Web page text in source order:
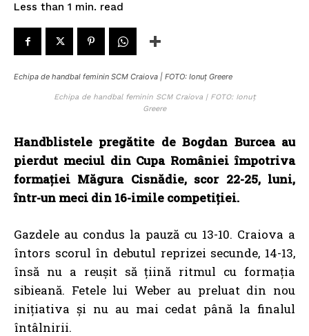
Less than 1 min. read
Echipa de handbal feminin SCM Craiova | FOTO: Ionuț Greere
Echipa de handbal feminin SCM Craiova | FOTO: Ionuț
Greere
Handblistele pregătite de Bogdan Burcea au
pierdut meciul din Cupa României împotriva
formației Măgura Cisnădie, scor 22-25, luni,
într-un meci din 16-imile competiției.
Gazdele au condus la pauză cu 13-10. Craiova a
întors scorul în debutul reprizei secunde, 14-13,
însă nu a reușit să țiină ritmul cu formația
sibieană. Fetele lui Weber au preluat din nou
inițiativa și nu au mai cedat până la finalul
întâlnirii.